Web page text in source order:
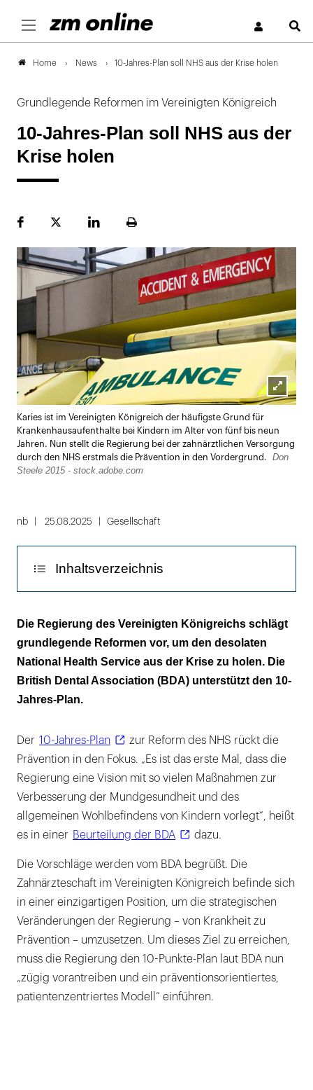
Home News 10-Jahres-Plan soll NHS aus der Krise holen
Grundlegende Reformen im Vereinigten Königreich
10-Jahres-Plan soll NHS aus der
Krise holen
FacebookPlattformLinekdInSeite
Lightbox
Karies ist im Vereinigten Königreich der häufigste Grund für
Krankenhausaufenthalte bei Kindern im Alter von fünf bis neun
Jahren. Nun stellt die Regierung bei der zahnärztlichen Versorgung
durch den NHS erstmals die Prävention in den Vordergrund.
Don
Steele 2015 - stock.adobe.com
nb 25.08.2025 Gesellschaft
Inhaltsverzeichnis
Jeden Vierten kann der NHS nicht
zahnärztlich versorgen
Die Abwanderung erfahrener Zahnärzte
verhindern
Die Regierung des Vereinigten Königreichs schlägt
grundlegende Reformen vor, um den desolaten
National Health Service aus der Krise zu holen. Die
British Dental Association (BDA) unterstützt den 10-
Jahres-Plan.
Der 10-Jahres-Plan
zur Reform des NHS rückt die
Prävention in den Fokus. „Es ist das erste Mal, dass die
Regierung eine Vision mit so vielen Maßnahmen zur
Verbesserung der Mundgesundheit und des
allgemeinen Wohlbefindens von Kindern vorlegt“, heißt
es in einer Beurteilung der BDA dazu.
Die Vorschläge werden vom BDA begrüßt. Die
Zahnärzteschaft im Vereinigten Königreich befinde sich
in einer einzigartigen Position, um die strategischen
Veränderungen der Regierung – von Krankheit zu
Prävention – umzusetzen. Um dieses Ziel zu erreichen,
muss die Regierung den 10-Punkte-Plan laut BDA nun
„zügig vorantreiben und ein präventionsorientiertes,
patientenzentriertes Modell“ einführen.